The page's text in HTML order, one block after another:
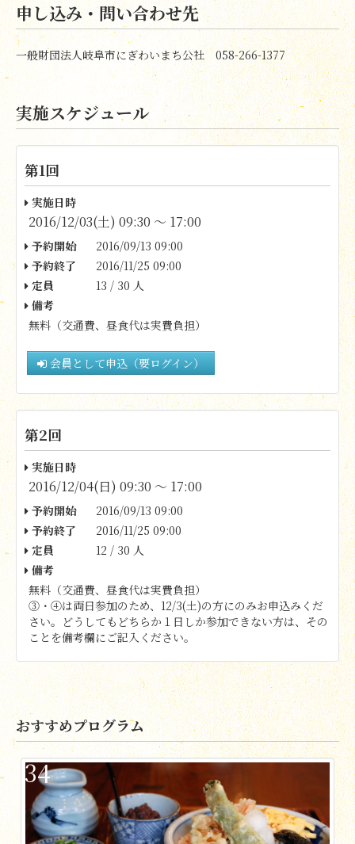
申し込み・問い合わせ先
一般財団法人岐阜市にぎわいまち公社 058-266-1377
実施スケジュール
第1回
実施日時
2016/12/03(土) 09:30 〜 17:00
予約開始
2016/09/13 09:00
予約終了
2016/11/25 09:00
定員
13 / 30 人
備考
無料（交通費、昼食代は実費負担）
会員として申込（要ログイン）
第2回
実施日時
2016/12/04(日) 09:30 〜 17:00
予約開始
2016/09/13 09:00
予約終了
2016/11/25 09:00
定員
12 / 30 人
備考
無料（交通費、昼食代は実費負担）
③・④は両日参加のため、12/3(土)の方にのみお申込みくだ
さい。どうしてもどちらか１日しか参加できない方は、その
ことを備考欄にご記入ください。
おすすめプログラム
34